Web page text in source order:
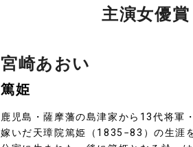
主演女優
宮崎あおい
篤姫
鹿児島・薩摩藩の島津家から13代将軍
嫁いだ天璋院篤姫（1835−83）の生涯